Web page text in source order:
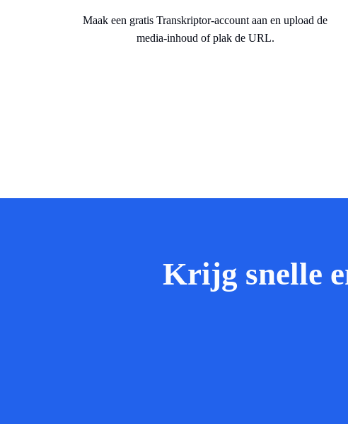
Maak een gratis Transkriptor-account aan en upload de
media-inhoud of plak de URL.
Krijg snelle